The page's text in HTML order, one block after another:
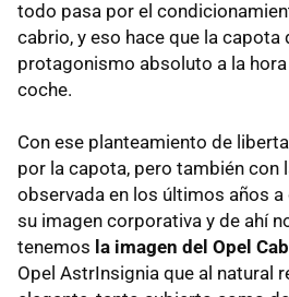
todo pasa por el
cabrio, y eso hace que la capota
protagonismo absoluto a la
coche.
Con ese planteamiento de
por la capota, pero también con
observada en los últimos años
su imagen corporativa y de ahí
tenemos la imagen del Opel
Opel AstrInsignia que al natural